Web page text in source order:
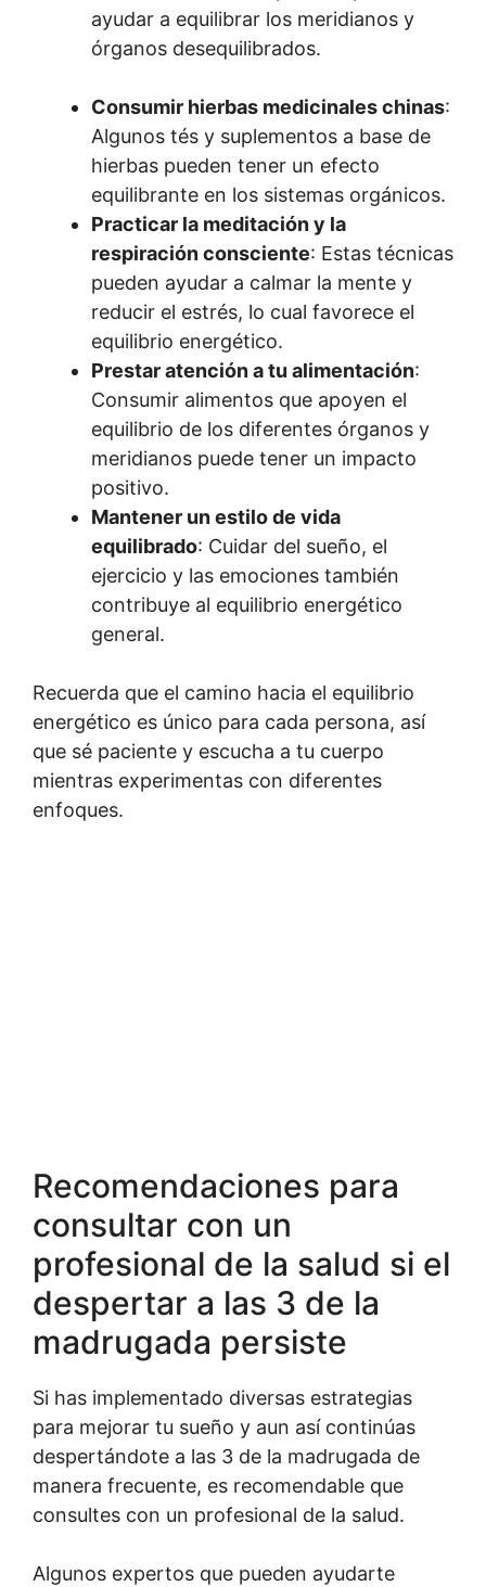
ayudar a equilibrar los meridianos y
órganos desequilibrados.
Consumir hierbas medicinales chinas:
Algunos tés y suplementos a base de
hierbas pueden tener un efecto
equilibrante en los sistemas orgánicos.
Practicar la meditación y la
respiración consciente: Estas técnicas
pueden ayudar a calmar la mente y
reducir el estrés, lo cual favorece el
equilibrio energético.
Prestar atención a tu alimentación:
Consumir alimentos que apoyen el
equilibrio de los diferentes órganos y
meridianos puede tener un impacto
positivo.
Mantener un estilo de vida
equilibrado: Cuidar del sueño, el
ejercicio y las emociones también
contribuye al equilibrio energético
general.
Recuerda que el camino hacia el equilibrio
energético es único para cada persona, así
que sé paciente y escucha a tu cuerpo
mientras experimentas con diferentes
enfoques.
Recomendaciones para
consultar con un
profesional de la salud si el
despertar a las 3 de la
madrugada persiste
Si has implementado diversas estrategias
para mejorar tu sueño y aun así continúas
despertándote a las 3 de la madrugada de
manera frecuente, es recomendable que
consultes con un profesional de la salud.
Algunos expertos que pueden ayudarte